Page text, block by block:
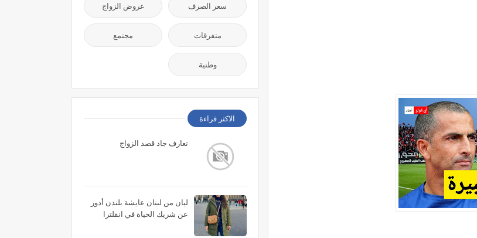
سعر الصرف عروض الزواج
متفرقات مجتمع
وطنية
الاكثر قراءة
تعارف جاد قصد الزواج
ليان من لبنان عايشة بلندن أدور
عن شريك الحياة في انقلترا